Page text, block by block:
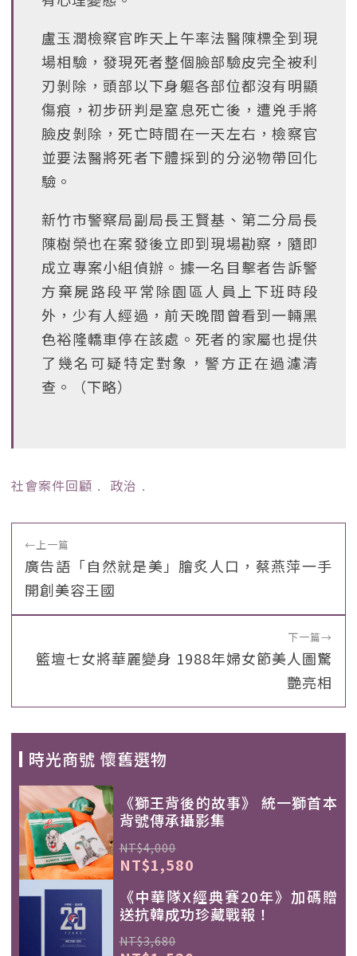
盧玉潤檢察官昨天上午率法醫陳標全到現
場相驗，發現死者整個臉部驗皮完全被利
刃剝除，頭部以下身軀各部位都沒有明顯
傷痕，初步研判是窒息死亡後，遭兇手將
臉皮剝除，死亡時間在一天左右，檢察官
並要法醫將死者下體採到的分泌物帶回化
驗。
新竹市警察局副局長王賢基、第二分局長
陳樹榮也在案發後立即到現場勘察，隨即
成立專案小組偵辦。據一名目擊者告訴警
方棄屍路段平常除園區人員上下班時段
外，少有人經過，前天晚間曾看到一輛黑
色裕隆轎車停在該處。死者的家屬也提供
了幾名可疑特定對象，警方正在過濾清
查。（下略）
社會案件回顧 ﹒ 政治 ﹒
←上一篇
廣告語「自然就是美」膾炙人口，蔡燕萍一手
開創美容王國
下一篇→
籃壇七女將華麗變身 1988年婦女節美人圖驚
艷亮相
時光商號 懷舊選物
《獅王背後的故事》 統一獅首本
背號傳承攝影集
NT$4,000
NT$1,580
《中華隊X經典賽20年》加碼贈
送抗韓成功珍藏戰報！
NT$3,680